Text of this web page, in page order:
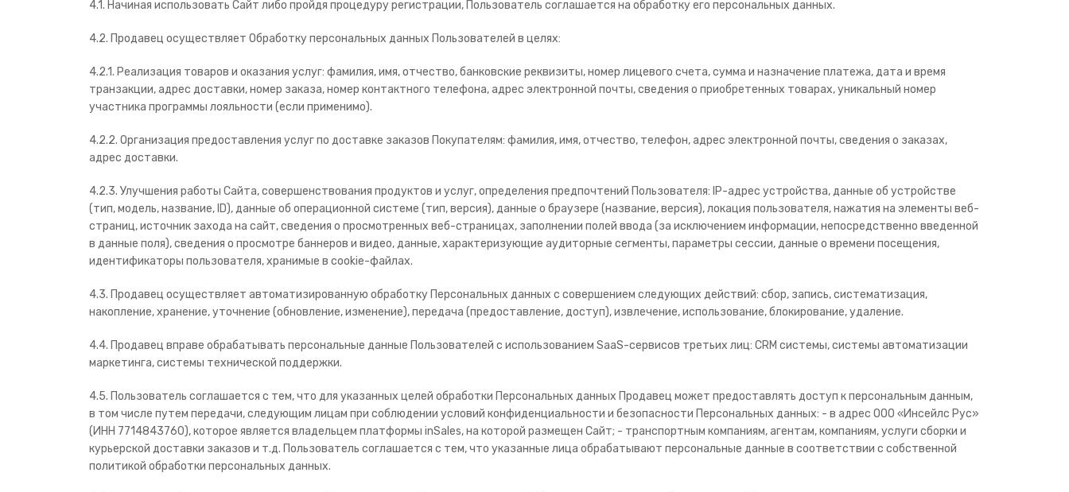
4.1. Начиная использовать Сайт либо пройдя процедуру регистрации, Пользователь соглашается на обработку его персональных данных.
4.2. Продавец осуществляет Обработку персональных данных Пользователей в целях:
4.2.1. Реализация товаров и оказания услуг: фамилия, имя, отчество, банковские реквизиты, номер лицевого счета, сумма и назначение платежа, дата и время
транзакции, адрес доставки, номер заказа, номер контактного телефона, адрес электронной почты, сведения о приобретенных товарах, уникальный номер
участника программы лояльности (если применимо).
4.2.2. Организация предоставления услуг по доставке заказов Покупателям: фамилия, имя, отчество, телефон, адрес электронной почты, сведения о заказах,
адрес доставки.
4.2.3. Улучшения работы Сайта, совершенствования продуктов и услуг, определения предпочтений Пользователя: IP-адрес устройства, данные об устройстве
(тип, модель, название, ID), данные об операционной системе (тип, версия), данные о браузере (название, версия), локация пользователя, нажатия на элементы веб-
страниц, источник захода на сайт, сведения о просмотренных веб-страницах, заполнении полей ввода (за исключением информации, непосредственно введенной
в данные поля), сведения о просмотре баннеров и видео, данные, характеризующие аудиторные сегменты, параметры сессии, данные о времени посещения,
идентификаторы пользователя, хранимые в cookie-файлах.
4.3. Продавец осуществляет автоматизированную обработку Персональных данных с совершением следующих действий: сбор, запись, систематизация,
накопление, хранение, уточнение (обновление, изменение), передача (предоставление, доступ), извлечение, использование, блокирование, удаление.
4.4. Продавец вправе обрабатывать персональные данные Пользователей с использованием SaaS-сервисов третьих лиц: CRM системы, системы автоматизации
маркетинга, системы технической поддержки.
4.5. Пользователь соглашается с тем, что для указанных целей обработки Персональных данных Продавец может предоставлять доступ к персональным данным,
в том числе путем передачи, следующим лицам при соблюдении условий конфиденциальности и безопасности Персональных данных: - в адрес ООО «Инсейлс Рус»
(ИНН 7714843760), которое является владельцем платформы inSales, на которой размещен Сайт; - транспортным компаниям, агентам, компаниям, услуги сборки и
курьерской доставки заказов и т.д. Пользователь соглашается с тем, что указанные лица обрабатывают персональные данные в соответствии с собственной
политикой обработки персональных данных.